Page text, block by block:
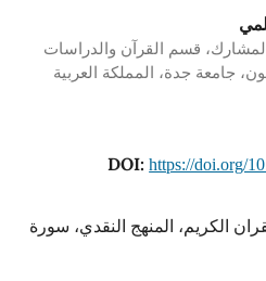
قسم القرآن والدراسات
جامعة جدة، المملكة العربية
DOI:https://doi.org/
الكريم، المنهج النقدي، سورة